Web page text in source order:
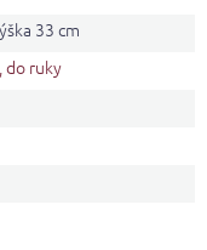
33 cm
do ruky